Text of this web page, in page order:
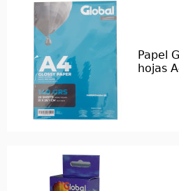
Papel
hojas